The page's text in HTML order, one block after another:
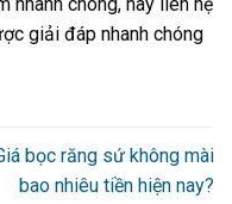
giải đáp nhanh chóng
bọc răng sứ không mài
bao nhiêu tiền hiện nay?